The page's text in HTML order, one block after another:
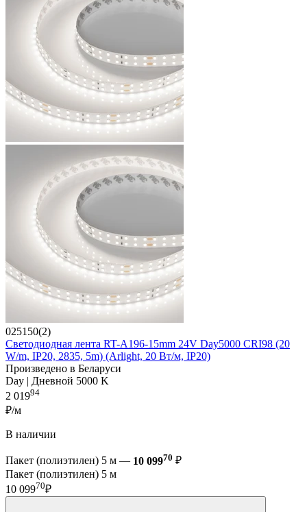
025150(2)
Светодиодная лента RT-A196-15mm 24V Day5000 CRI98 (20
W/m, IP20, 2835, 5m) (Arlight, 20 Вт/м, IP20)
Произведено в Беларуси
Day | Дневной 5000 K
2 01994
₽/м
В наличии
Пакет (полиэтилен) 5 м — 10 09970 ₽
Пакет (полиэтилен) 5 м
10 09970₽